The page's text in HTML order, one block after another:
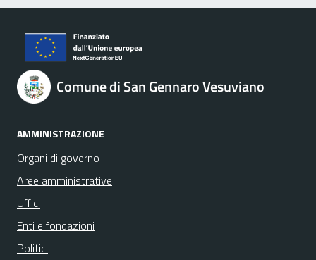
Comune di San Gennaro Vesuviano
AMMINISTRAZIONE
Organi di governo
Aree amministrative
Uffici
Enti e fondazioni
Politici